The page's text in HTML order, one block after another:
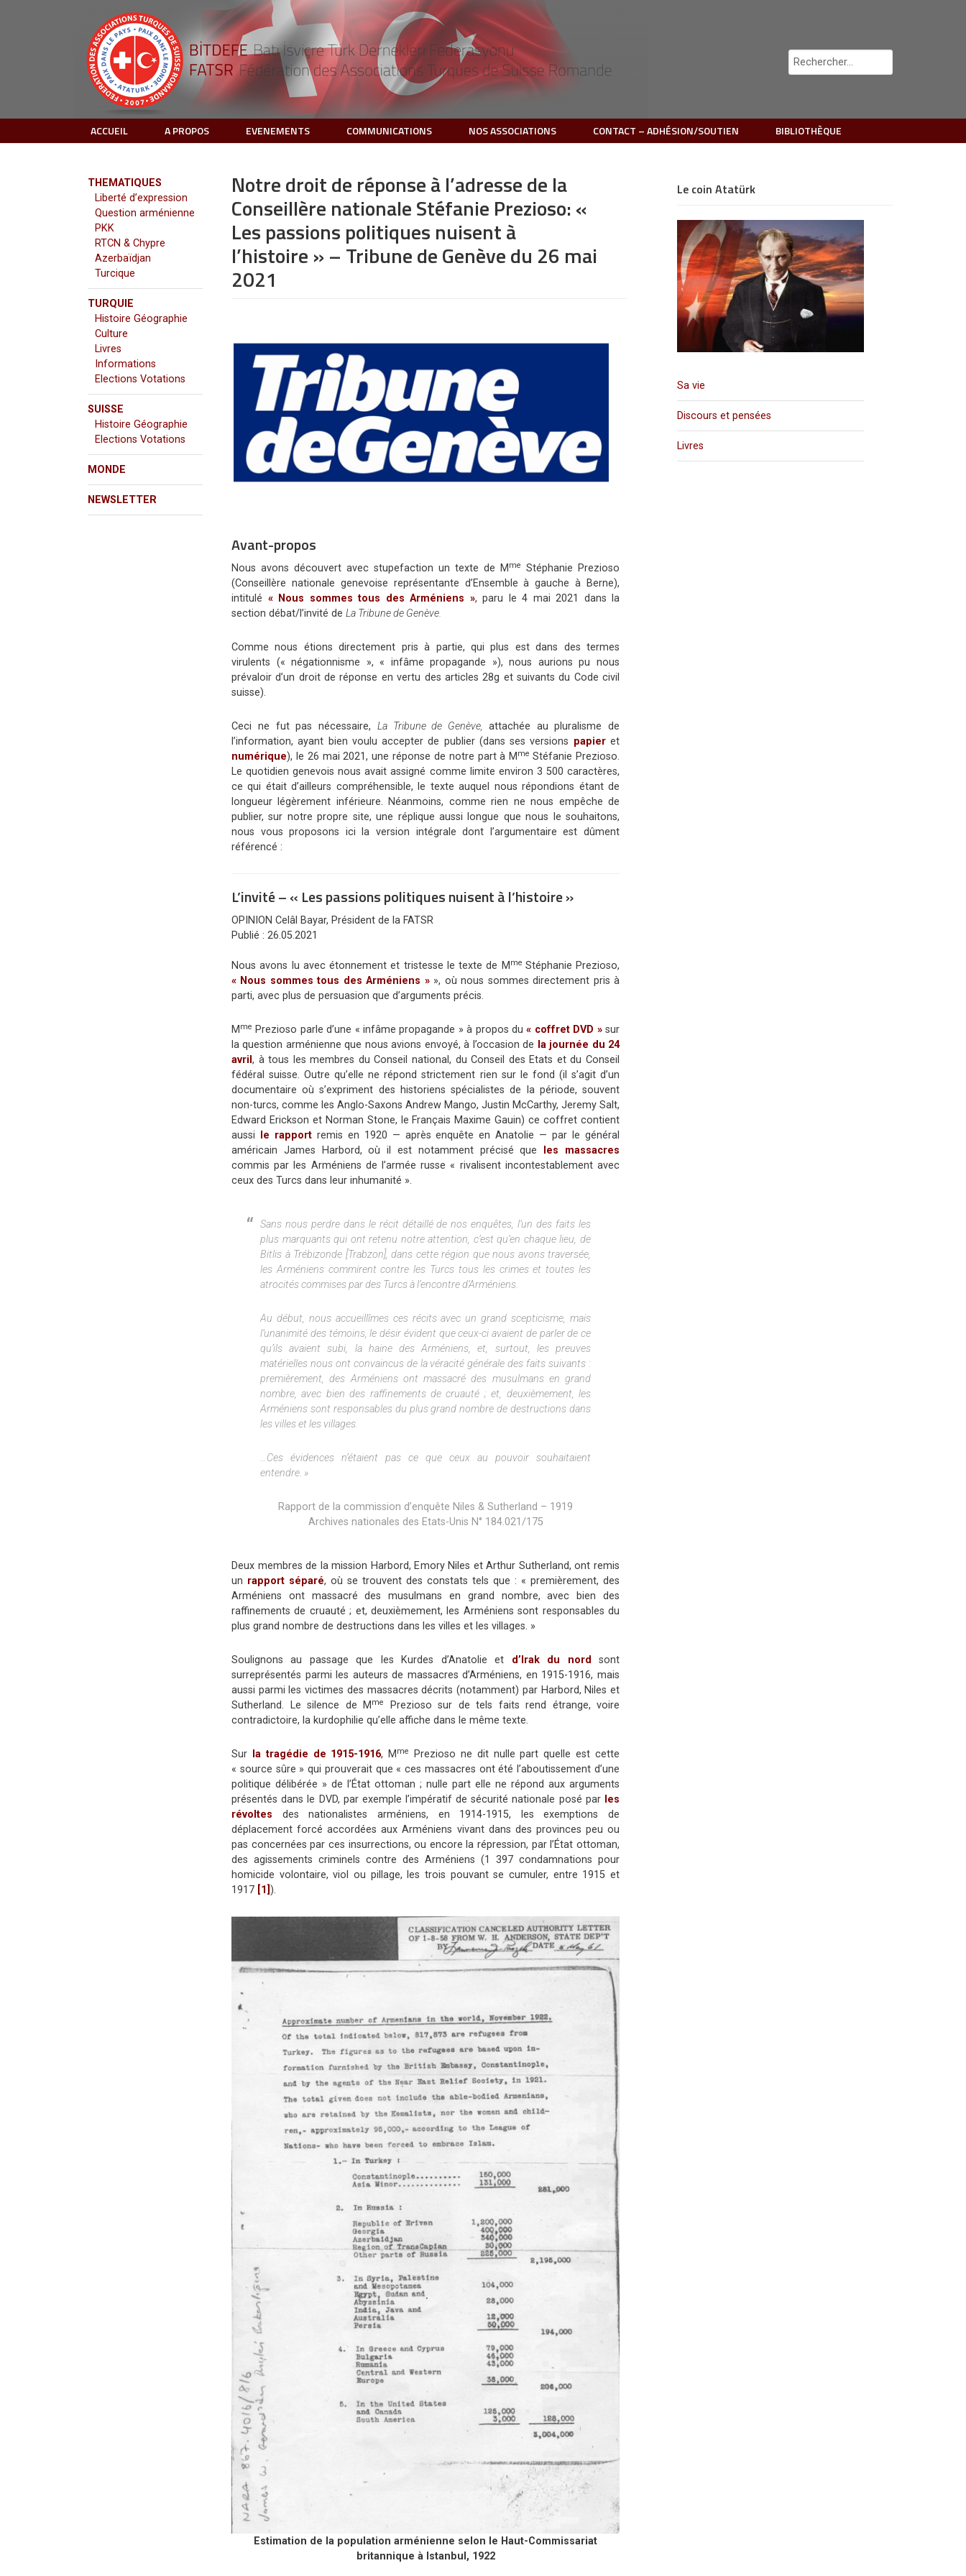
ACCUEIL A PROPOS EVENEMENTS COMMUNICATIONS NOS ASSOCIATIONS CONTACT – ADHÉSION/SOUTIEN BIBLIOTHÈQUE
Notre droit de réponse à l’adresse de la
Conseillère nationale Stéfanie Prezioso: «
Les passions politiques nuisent à
l’histoire » – Tribune de Genève du 26 mai
2021
Avant-propos
Nous avons découvert avec stupefaction un texte de M me
Stéphanie Prezioso
(Conseillère nationale genevoise représentante d’Ensemble à gauche à Berne),
intitulé « Nous sommes tous des Arméniens », paru le 4 mai 2021 dans la
section débat/l’invité de La Tribune de Genève.
Comme nous étions directement pris à partie, qui plus est dans des termes
virulents (« négationnisme », « infâme propagande »), nous aurions pu nous
prévaloir d’un droit de réponse en vertu des articles 28g et suivants du Code civil
suisse).
Ceci ne fut pas nécessaire, La Tribune de Genève, attachée au pluralisme de
l’information, ayant bien voulu accepter de publier (dans ses versions papieret
numérique), le 26 mai 2021, une réponse de notre part à M meStéfanie Prezioso.
Le quotidien genevois nous avait assigné comme limite environ 3 500 caractères,
ce qui était d’ailleurs compréhensible, le texte auquel nous répondions étant de
longueur légèrement inférieure. Néanmoins, comme rien ne nous empêche de
publier, sur notre propre site, une réplique aussi longue que nous le souhaitons,
nous vous proposons ici la version intégrale dont l’argumentaire est dûment
référencé :
L’invité – « Les passions politiques nuisent à l’histoire »
OPINION Celâl Bayar, Président de la FATSR
Publié : 26.05.2021
Nous avons lu avec étonnement et tristesse le texte de M me Stéphanie Prezioso,
« Nous sommes tous des Arméniens »», où nous sommes directement pris à
parti, avec plus de persuasion que d’arguments précis.
M me Prezioso parle d’une « infâme propagande » à propos du« coffret DVD »sur
la question arménienne que nous avions envoyé, à l’occasion de la journée du 24
avril , à tous les membres du Conseil national, du Conseil des Etats et du Conseil
fédéral suisse. Outre qu’elle ne répond strictement rien sur le fond (il s’agit d’un
documentaire où s’expriment des historiens spécialistes de la période, souvent
non-turcs, comme les Anglo-Saxons Andrew Mango, Justin McCarthy, Jeremy Salt,
Edward Erickson et Norman Stone, le Français Maxime Gauin) ce coffret contient
aussi
le rapportremis en 1920 — après enquête en Anatolie — par le général
américain James Harbord, où il est notamment précisé que
les massacres
commis par les Arméniens de l’armée russe « rivalisent incontestablement avec
ceux des Turcs dans leur inhumanité ».
Sans nous perdre dans le récit détaillé de nos enquêtes, l’un des faits les
plus marquants qui ont retenu notre attention, c’est qu’en chaque lieu, de
Bitlis à Trébizonde [Trabzon], dans cette région que nous avons traversée,
les Arméniens commirent contre les Turcs tous les crimes et toutes les
atrocités commises par des Turcs à l’encontre d’Arméniens.
Au début, nous accueillîmes ces récits avec un grand scepticisme, mais
l’unanimité des témoins, le désir évident que ceux-ci avaient de parler de ce
qu’ils avaient subi, la haine des Arméniens, et, surtout, les preuves
matérielles nous ont convaincus de la véracité générale des faits suivants :
premièrement, des Arméniens ont massacré des musulmans en grand
nombre, avec bien des raffinements de cruauté ; et, deuxièmement, les
Arméniens sont responsables du plus grand nombre de destructions dans
les villes et les villages.
…Ces évidences n’étaient pas ce que ceux au pouvoir souhaitaient
entendre. »
Rapport de la commission d’enquête Niles & Sutherland – 1919
Archives nationales des Etats-Unis N° 184.021/175
Deux membres de la mission Harbord, Emory Niles et Arthur Sutherland, ont remis
un rapport séparé, où se trouvent des constats tels que : « premièrement, des
Arméniens ont massacré des musulmans en grand nombre, avec bien des
raffinements de cruauté ; et, deuxièmement, les Arméniens sont responsables du
plus grand nombre de destructions dans les villes et les villages. »
Soulignons au passage que les Kurdes d’Anatolie et d’Irak du nord sont
surreprésentés parmi les auteurs de massacres d’Arméniens, en 1915-1916, mais
aussi parmi les victimes des massacres décrits (notamment) par Harbord, Niles et
Sutherland. Le silence de M me
Prezioso sur de tels faits rend étrange, voire
contradictoire, la kurdophilie qu’elle affiche dans le même texte.
Sur la tragédie de 1915-1916, M me
Prezioso ne dit nulle part quelle est cette
« source sûre » qui prouverait que « ces massacres ont été l’aboutissement d’une
politique délibérée » de l’État ottoman ; nulle part elle ne répond aux arguments
présentés dans le DVD, par exemple l’impératif de sécurité nationale posé par les
révoltes des nationalistes arméniens, en 1914-1915, les exemptions de
déplacement forcé accordées aux Arméniens vivant dans des provinces peu ou
pas concernées par ces insurrections, ou encore la répression, par l’État ottoman,
des agissements criminels contre des Arméniens (1 397 condamnations pour
homicide volontaire, viol ou pillage, les trois pouvant se cumuler, entre 1915 et
1917 [1] ).
Estimation de la population arménienne selon le Haut-Commissariat
britannique à Istanbul, 1922
Le coin Atatürk
Sa vie
Discours et pensées
Livres
THEMATIQUES
Liberté d’expression
Question arménienne
PKK
RTCN & Chypre
Azerbaïdjan
Turcique
TURQUIE
Histoire Géographie
Culture
Livres
Informations
Elections Votations
SUISSE
Histoire Géographie
Elections Votations
MONDE
NEWSLETTER